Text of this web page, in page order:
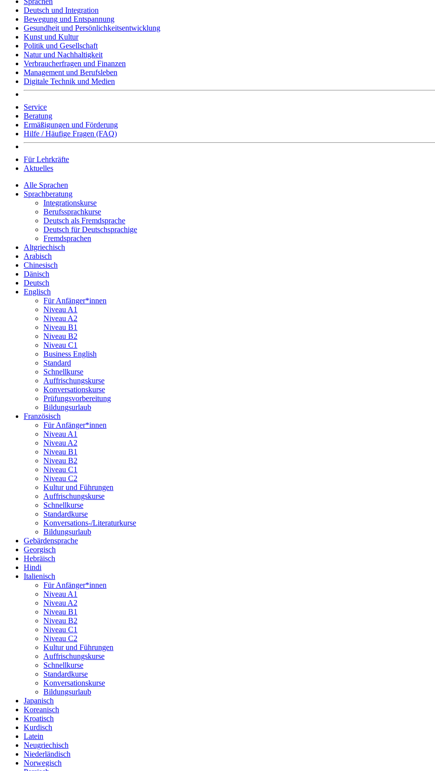
Deutsch und Integration
Bewegung und Entspannung
Gesundheit und Persönlichkeitsentwicklung
Kunst und Kultur
Politik und Gesellschaft
Natur und Nachhaltigkeit
Verbraucherfragen und Finanzen
Management und Berufsleben
Digitale Technik und Medien
Service
Beratung
Ermäßigungen und Förderung
Hilfe / Häufige Fragen (FAQ)
Für Lehrkräfte
Aktuelles
Alle Sprachen
Sprachberatung
Integrationskurse
Berufssprachkurse
Deutsch als Fremdsprache
Deutsch für Deutschsprachige
Fremdsprachen
Altgriechisch
Arabisch
Chinesisch
Dänisch
Deutsch
Englisch
Für Anfänger*innen
Niveau A1
Niveau A2
Niveau B1
Niveau B2
Niveau C1
Business English
Standard
Schnellkurse
Auffrischungskurse
Konversationskurse
Prüfungsvorbereitung
Bildungsurlaub
Französisch
Für Anfänger*innen
Niveau A1
Niveau A2
Niveau B1
Niveau B2
Niveau C1
Niveau C2
Kultur und Führungen
Auffrischungskurse
Schnellkurse
Standardkurse
Konversations-/Literaturkurse
Bildungsurlaub
Gebärdensprache
Georgisch
Hebräisch
Hindi
Italienisch
Für Anfänger*innen
Niveau A1
Niveau A2
Niveau B1
Niveau B2
Niveau C1
Niveau C2
Kultur und Führungen
Auffrischungskurse
Schnellkurse
Standardkurse
Konversationskurse
Bildungsurlaub
Japanisch
Koreanisch
Kroatisch
Kurdisch
Latein
Neugriechisch
Niederländisch
Norwegisch